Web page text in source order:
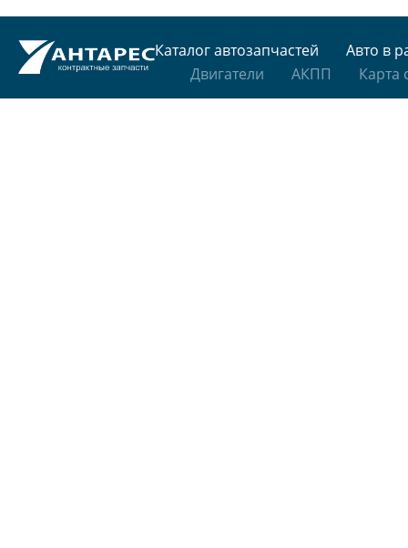
Каталог автозапчастей
Авто в
Двигатели
АКПП Карта